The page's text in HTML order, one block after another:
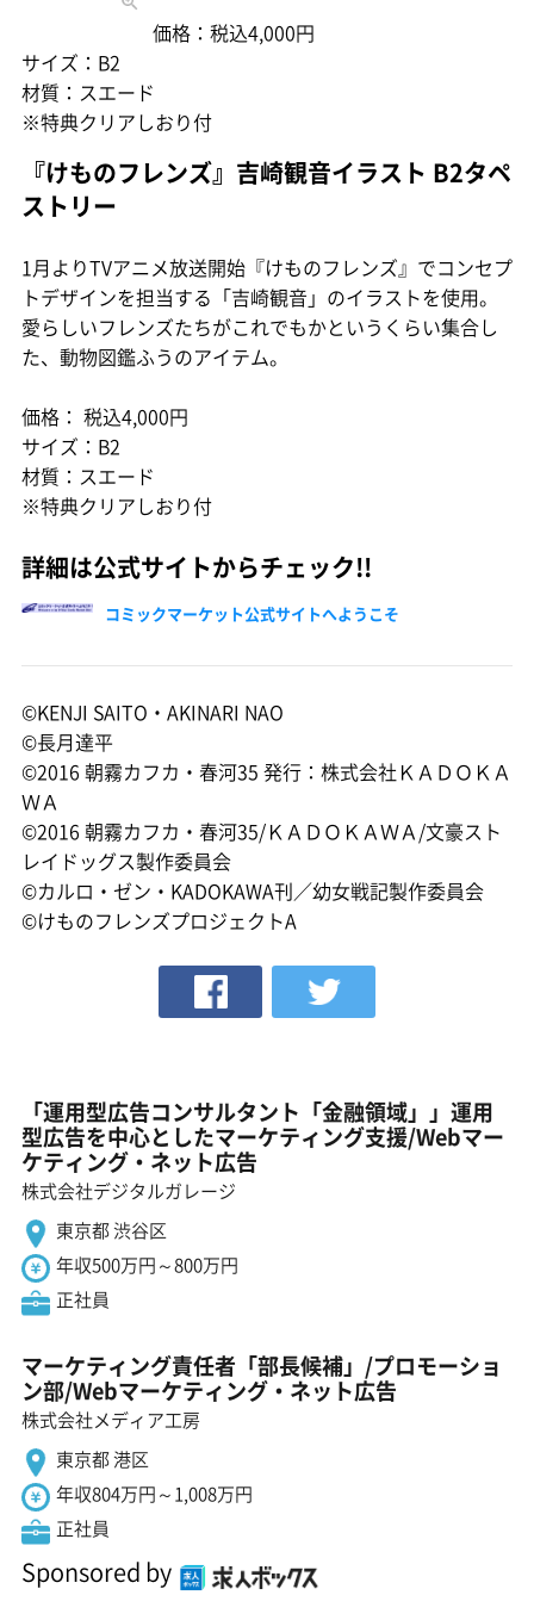
価格：税込4,000円
サイズ：B2
材質：スエード
※特典クリアしおり付
『けものフレンズ』吉崎観音イラスト B2タペ
ストリー
1月よりTVアニメ放送開始『けものフレンズ』でコンセプ
トデザインを担当する「吉崎観音」のイラストを使用。
愛らしいフレンズたちがこれでもかというくらい集合し
た、動物図鑑ふうのアイテム。
価格： 税込4,000円
サイズ：B2
材質：スエード
※特典クリアしおり付
詳細は公式サイトからチェック!!
コミックマーケット公式サイトへようこそ
©KENJI SAITO・AKINARI NAO
©長月達平
©2016 朝霧カフカ・春河35 発行：株式会社ＫＡＤＯＫＡ
ＷＡ
©2016 朝霧カフカ・春河35/ＫＡＤＯＫＡＷＡ/文豪スト
レイドッグス製作委員会
©カルロ・ゼン・KADOKAWA刊／幼女戦記製作委員会
©けものフレンズプロジェクトA
「運用型広告コンサルタント「金融領域」」運用
型広告を中心としたマーケティング支援/Webマー
ケティング・ネット広告
株式会社デジタルガレージ
東京都 渋谷区
年収500万円～800万円
正社員
マーケティング責任者「部長候補」/プロモーショ
ン部/Webマーケティング・ネット広告
株式会社メディア工房
東京都 港区
年収804万円～1,008万円
正社員
Sponsored by